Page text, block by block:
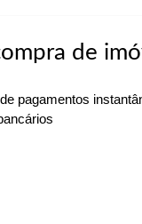
de
pagamentos